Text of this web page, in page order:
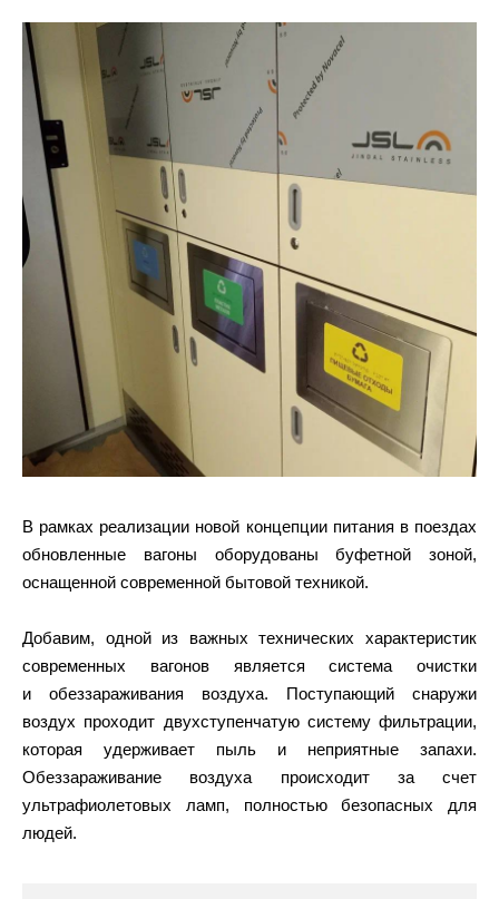
В рамках реализации новой концепции питания в поездах
обновленные вагоны оборудованы буфетной зоной,
оснащенной современной бытовой техникой.
Добавим, одной из важных технических характеристик
современных вагонов является система очистки
и обеззараживания воздуха. Поступающий снаружи
воздух проходит двухступенчатую систему фильтрации,
которая удерживает пыль и неприятные запахи.
Обеззараживание воздуха происходит за счет
ультрафиолетовых ламп, полностью безопасных для
людей.